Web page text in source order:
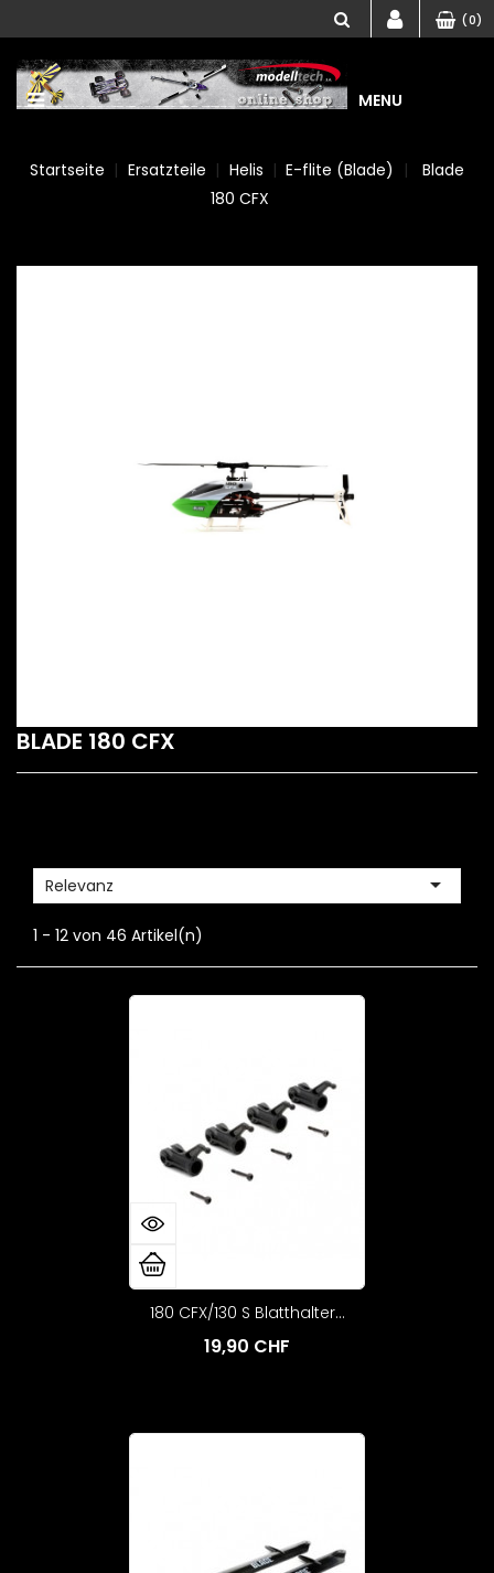
(0)
MENU
Startseite Ersatzteile Helis E-flite (Blade)
Blade
180 CFX
BLADE 180 CFX
Relevanz 
1 - 12 von 46 Artikel(n)
180 CFX/130 S Blatthalter...
19,90 CHF